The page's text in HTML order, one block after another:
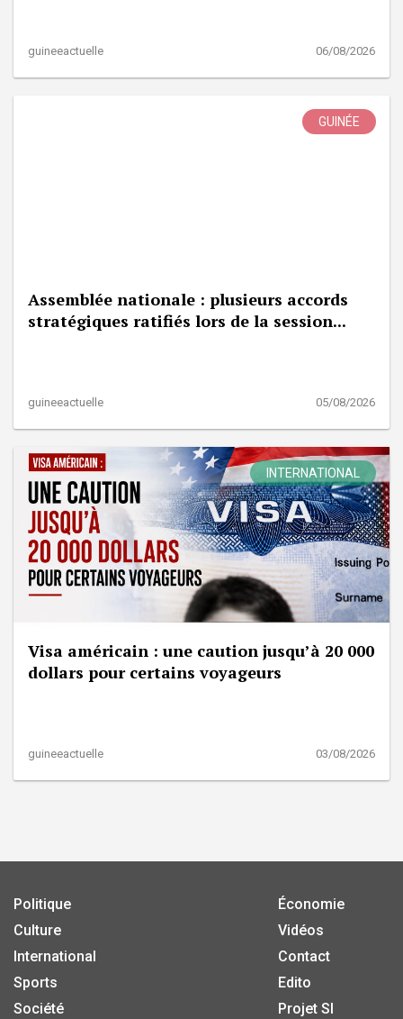
guineeactuelle 06/08/2026
GUINÉE
Assemblée nationale : plusieurs accords
stratégiques ratifiés lors de la session...
guineeactuelle 05/08/2026
INTERNATIONAL
Visa américain : une caution jusqu’à 20 000
dollars pour certains voyageurs
guineeactuelle 03/08/2026
Politique
Culture
International
Sports
Société
Économie
Vidéos
Contact
Edito
Projet SI